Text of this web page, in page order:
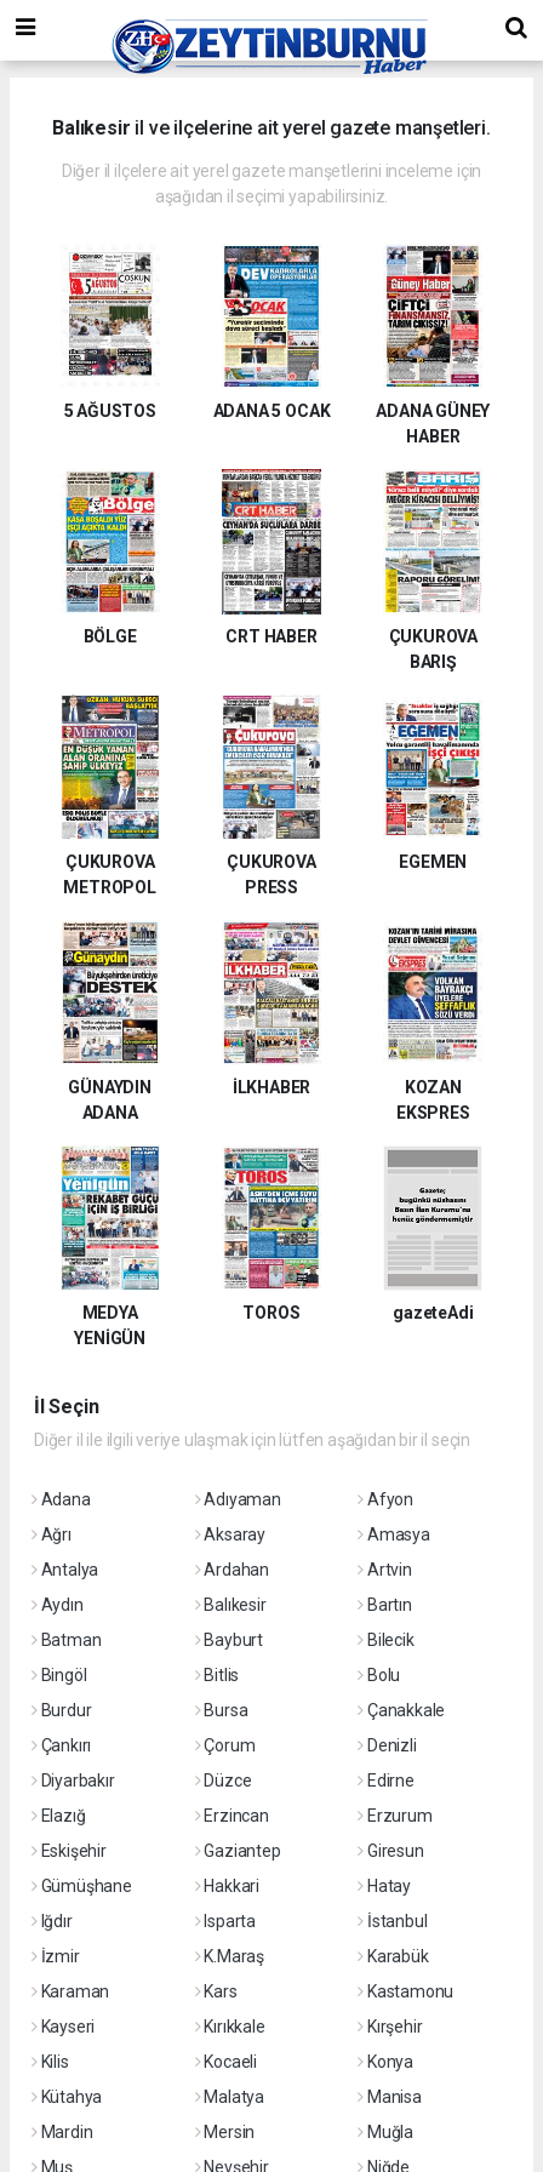
Balıkesir il ve ilçelerine ait yerel gazete manşetleri.
Diğer il ilçelere ait yerel gazete manşetlerini inceleme için
aşağıdan il seçimi yapabilirsiniz.
5 AĞUSTOS ADANA 5 OCAK
ADANA GÜNEY
HABER
BÖLGE CRT HABER
ÇUKUROVA
BARIŞ
ÇUKUROVA
METROPOL
ÇUKUROVA
PRESS
EGEMEN
GÜNAYDIN
ADANA
İLKHABER
KOZAN
EKSPRES
MEDYA
YENİGÜN
TOROS gazeteAdi
İl Seçin
Diğer il ile ilgili veriye ulaşmak için lütfen aşağıdan bir il seçin
Adana Adıyaman
Afyon
Ağrı
Aksaray
Amasya
Antalya
Ardahan
Artvin
Aydın
Balıkesir
Bartın
Batman
Bayburt
Bilecik
Bingöl
Bitlis
Bolu
Burdur
Bursa
Çanakkale
Çankırı
Çorum
Denizli
Diyarbakır
Düzce
Edirne
Elazığ
Erzincan
Erzurum
Eskişehir
Gaziantep
Giresun
Gümüşhane
Hakkari
Hatay
Iğdır
Isparta
İstanbul
İzmir
K.Maraş
Karabük
Karaman
Kars
Kastamonu
Kayseri
Kırıkkale
Kırşehir
Kilis
Kocaeli
Konya
Kütahya
Malatya
Manisa
Mardin
Mersin
Muğla
Muş
Nevşehir Niğde